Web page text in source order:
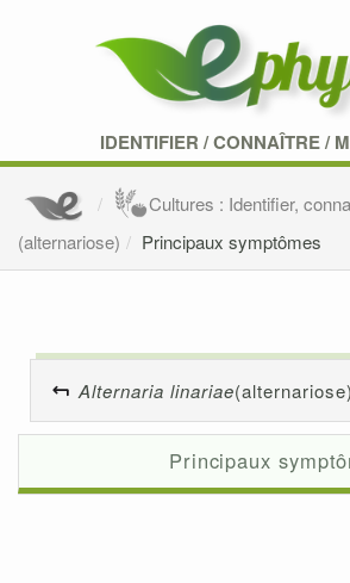
IDENTIFIER /CONNAÎTRE/
Cultures : Identifier,
(alternariose)
Principaux symptômes
Alternaria linariae(alternariose)
Principaux